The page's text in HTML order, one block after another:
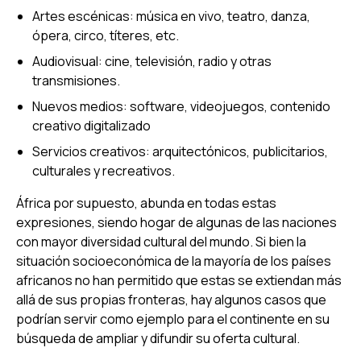
Artes escénicas: música en vivo, teatro, danza,
ópera, circo, títeres, etc.
Audiovisual: cine, televisión, radio y otras
transmisiones.
Nuevos medios: software, videojuegos, contenido
creativo digitalizado
Servicios creativos: arquitectónicos, publicitarios,
culturales y recreativos.
África por supuesto, abunda en todas estas
expresiones, siendo hogar de algunas de las naciones
con mayor diversidad cultural del mundo. Si bien la
situación socioeconómica de la mayoría de los países
africanos no han permitido que estas se extiendan más
allá de sus propias fronteras, hay algunos casos que
podrían servir como ejemplo para el continente en su
búsqueda de ampliar y difundir su oferta cultural.